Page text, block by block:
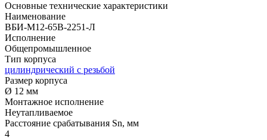
Основные технические характеристики
Наименование
ВБИ-М12-65В-2251-Л
Исполнение
Общепромышленное
Тип корпуса
цилиндрический с резьбой
Размер корпуса
Ø 12 мм
Монтажное исполнение
Неутапливаемое
Расстояние срабатывания Sn, мм
4